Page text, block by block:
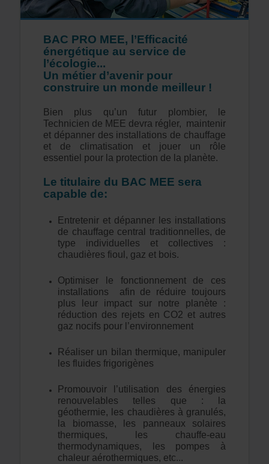
BAC PRO MEE, l’Efficacité
énergétique au service de
l’écologie...
Un métier d’avenir pour
construire un monde meilleur !
Bien plus qu’un futur plombier, le
Technicien de MEE devra régler, maintenir
et dépanner des installations de chauffage
et de climatisation et jouer un rôle
essentiel pour la protection de la planète.
Le titulaire du BAC MEE sera
capable de:
Entretenir et dépanner les installations
de chauffage central traditionnelles, de
type individuelles et collectives :
chaudières fioul, gaz et bois.
Optimiser le fonctionnement de ces
installations afin de réduire toujours
plus leur impact sur notre planète :
réduction des rejets en CO2 et autres
gaz nocifs pour l’environnement
Réaliser un bilan thermique, manipuler
les fluides frigorigènes
Promouvoir l’utilisation des énergies
renouvelables telles que : la
géothermie, les chaudières à granulés,
la biomasse, les panneaux solaires
thermiques, les chauffe-eau
thermodynamiques, les pompes à
chaleur aérothermiques, etc...